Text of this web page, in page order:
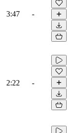
3:47 -
2:22 -